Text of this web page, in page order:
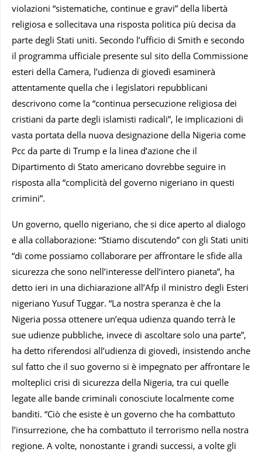
violazioni “sistematiche, continue e gravi” della libertà
religiosa e sollecitava una risposta politica più decisa da
parte degli Stati uniti. Secondo l’ufficio di Smith e secondo
il programma ufficiale presente sul sito della Commissione
esteri della Camera, l’udienza di giovedì esaminerà
attentamente quella che i legislatori repubblicani
descrivono come la “continua persecuzione religiosa dei
cristiani da parte degli islamisti radicali”, le implicazioni di
vasta portata della nuova designazione della Nigeria come
Pcc da parte di Trump e la linea d’azione che il
Dipartimento di Stato americano dovrebbe seguire in
risposta alla “complicità del governo nigeriano in questi
crimini”.
Un governo, quello nigeriano, che si dice aperto al dialogo
e alla collaborazione: “Stiamo discutendo” con gli Stati uniti
“di come possiamo collaborare per affrontare le sfide alla
sicurezza che sono nell’interesse dell’intero pianeta”, ha
detto ieri in una dichiarazione all’Afp il ministro degli Esteri
nigeriano Yusuf Tuggar. “La nostra speranza è che la
Nigeria possa ottenere un’equa udienza quando terrà le
sue udienze pubbliche, invece di ascoltare solo una parte”,
ha detto riferendosi all’udienza di giovedì, insistendo anche
sul fatto che il suo governo si è impegnato per affrontare le
molteplici crisi di sicurezza della Nigeria, tra cui quelle
legate alle bande criminali conosciute localmente come
banditi. “Ciò che esiste è un governo che ha combattuto
l’insurrezione, che ha combattuto il terrorismo nella nostra
regione. A volte, nonostante i grandi successi, a volte gli